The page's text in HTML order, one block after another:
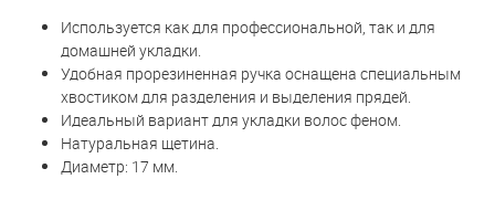
Используется как для профессиональной, так и для
домашней укладки.
Удобная прорезиненная ручка оснащена специальным
хвостиком для разделения и выделения прядей.
Идеальный вариант для укладки волос феном.
Натуральная щетина.
Диаметр: 17 мм.